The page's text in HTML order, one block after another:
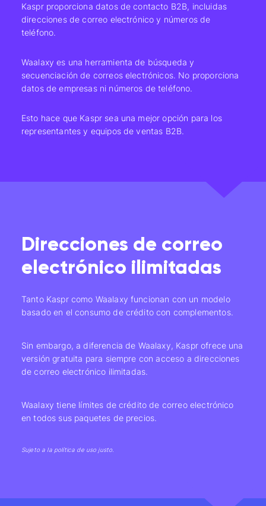
Kaspr proporciona datos de contacto B2B, incluidas
direcciones de correo electrónico y números de
teléfono.
Waalaxy es una herramienta de búsqueda y
secuenciación de correos electrónicos. No proporciona
datos de empresas ni números de teléfono.
Esto hace que Kaspr sea una mejor opción para los
representantes y equipos de ventas B2B.
Direcciones de correo
electrónico ilimitadas
Tanto Kaspr como Waalaxy funcionan con un modelo
basado en el consumo de crédito con complementos.
Sin embargo, a diferencia de Waalaxy, Kaspr ofrece una
versión gratuita para siempre con acceso a direcciones
de correo electrónico ilimitadas.
Waalaxy tiene límites de crédito de correo electrónico
en todos sus paquetes de precios.
Sujeto a la política de uso justo.